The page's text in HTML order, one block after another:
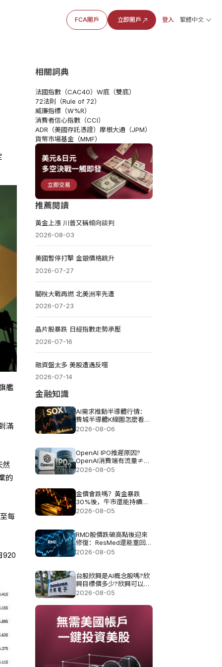
FCA開戶 立即開戶 登入 繁體中文
艦
滿
然
的
每
920
相關詞典
法國指數（CAC40） W底（雙底）
72法則（Rule of 72）
威廉指標（W%R）
消費者信心指數（CCI）
ADR（美國存託憑證） 摩根大通（JPM）
貨幣市場基金（MMF）
推薦閱讀
黃金上漲 川普又稱傾向談判
2026-08-03
美國暫停打擊 金銀價格跳升
2026-07-27
關稅大戰再燃 北美洲率先遭
2026-07-23
晶片股暴跌 日經指數走勢承壓
2026-07-16
融資盤太多 美股遭遇反噬
2026-07-14
金融知識
AI需求推動半導體行情：
費城半導體K線圖怎麼看未
來趨勢？
2026-08-06
OpenAI IPO推遲原因?
OpenAI消費端有流量≠有
利潤?
2026-08-05
金價會跌嗎？黃金暴跌
30%後，牛市還能持續多
久？
2026-08-05
RMD股價跌破高點後迎來
修復：ResMed還能重回
300美元嗎？
2026-08-05
台股欣興是AI概念股嗎?欣
興目標價多少?欣興可以買
嗎?
2026-08-05